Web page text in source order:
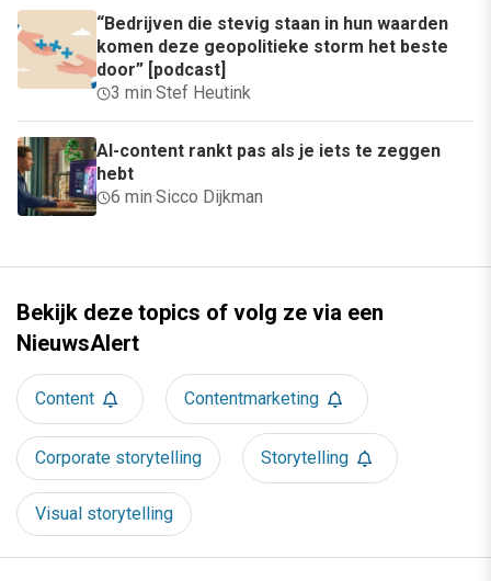
“Bedrijven die stevig staan in hun waarden
komen deze geopolitieke storm het beste
door” [podcast]
3 min·Stef Heutink
AI-content rankt pas als je iets te zeggen
hebt
6 min·Sicco Dijkman
Bekijk deze topics of volg ze via een
NieuwsAlert
Content Contentmarketing
Corporate storytelling Storytelling
Visual storytelling